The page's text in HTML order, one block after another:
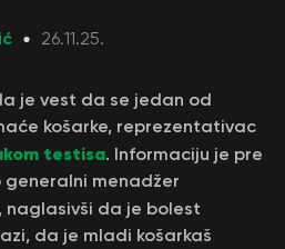
26.11.25.
je vest da se jedan od
košarke, reprezentativac
testisa. Informaciju je pre
menadžer
naglasivši da je bolest
da je mladi košarkaš